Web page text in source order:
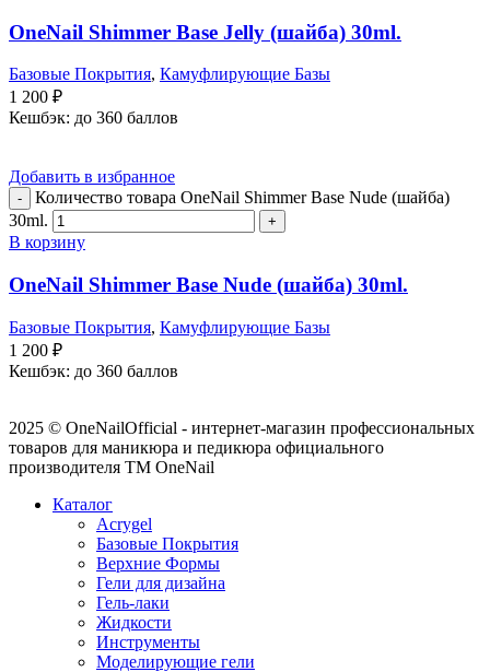
OneNail Shimmer Base Jelly (шайба) 30ml.
Базовые Покрытия, Камуфлирующие Базы
1 200 ₽
Кешбэк: до 360 баллов
Добавить в избранное
Количество товара OneNail Shimmer Base Nude (шайба)
30ml.
В корзину
OneNail Shimmer Base Nude (шайба) 30ml.
Базовые Покрытия, Камуфлирующие Базы
1 200 ₽
Кешбэк: до 360 баллов
2025 © OneNailOfficial - интернет-магазин профессиональных
товаров для маникюра и педикюра официального
производителя ТМ OneNail
Каталог
Acrygel
Базовые Покрытия
Верхние Формы
Гели для дизайна
Гель-лаки
Жидкости
Инструменты
Моделирующие гели